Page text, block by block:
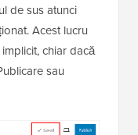
de sus atunci
Acest lucru
chiar dacă
sau